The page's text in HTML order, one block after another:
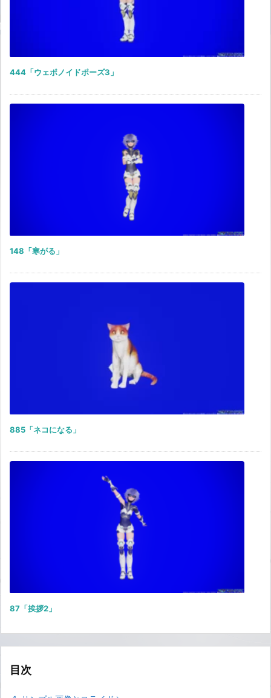
444「ウェポノイドポーズ3」
148「寒がる」
885「ネコになる」
87「挨拶2」
目次